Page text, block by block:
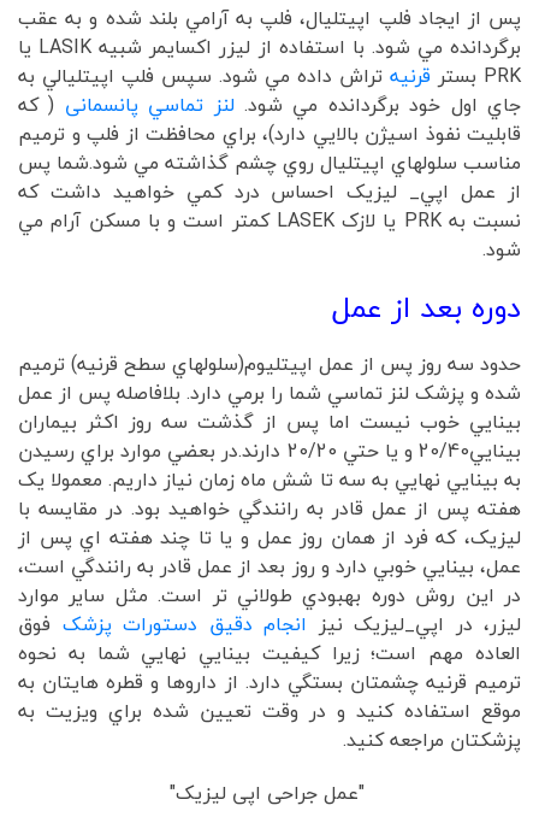
پس از ايجاد فلپ اپيتليال، فلپ به آرامي بلند شده و به عقب
برگردانده مي شود. با استفاده از ليزر اکسايمر شبيه LASIK يا
PRK بستر
قرنيه تراش داده مي شود. سپس فلپ اپيتليالي به
جاي اول خود برگردانده مي شود.لنز تماسي پانسمانی ( که
قابليت نفوذ اسيژن بالايي دارد)، براي محافظت از فلپ و ترميم
مناسب سلولهاي اپيتليال روي چشم گذاشته مي شود.شما پس
از عمل اپي_ ليزيک احساس درد کمي خواهيد داشت که
نسبت به PRK يا لازک LASEK کمتر است و با مسکن آرام مي
شود.
دوره بعد از عمل
حدود سه روز پس از عمل اپيتليوم(سلولهاي سطح قرنيه) ترميم
شده و پزشک لنز تماسي شما را برمي دارد. بلافاصله پس از عمل
بينايي خوب نيست اما پس از گذشت سه روز اکثر بيماران
بينايي20/40 و يا حتي 20/20 دارند.در بعضي موارد براي رسيدن
به بينايي نهايي به سه تا شش ماه زمان نياز داريم. معمولا يک
هفته پس از عمل قادر به رانندگي خواهيد بود. در مقايسه با
ليزيک، که فرد از همان روز عمل و يا تا چند هفته اي پس از
عمل، بينايي خوبي دارد و روز بعد از عمل قادر به رانندگي است،
در اين روش دوره بهبودي طولاني تر است. مثل ساير موارد
ليزر، در اپي_ليزيک نيز انجام دقيق دستورات پزشک فوق
العاده مهم است؛ زيرا کيفيت بينايي نهايي شما به نحوه
ترميم قرنيه چشمتان بستگي دارد. از داروها و قطره هايتان به
موقع استفاده کنيد و در وقت تعيين شده براي ويزيت به
پزشکتان مراجعه کنيد.
"عمل جراحی اپی لیزیک"